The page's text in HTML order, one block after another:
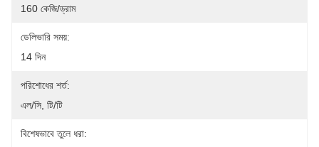
160 কেজি/ড্রাম
ডেলিভারি সময়:
14 দিন
পরিশোধের শর্ত:
এল/সি, টি/টি
বিশেষভাবে তুলে ধরা: